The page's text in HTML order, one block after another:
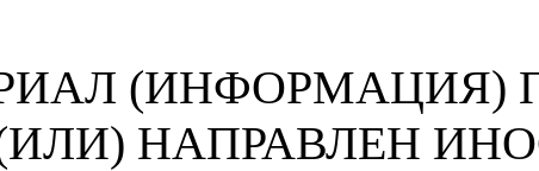
(ИНФОРМАЦИЯ)
НАПРАВЛЕН